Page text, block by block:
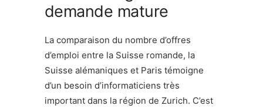
demande mature
La comparaison du nombre d’offres
d’emploi entre la Suisse romande, la
Suisse alémaniques et Paris témoigne
d’un besoin d’informaticiens très
important dans la région de Zurich. C’est